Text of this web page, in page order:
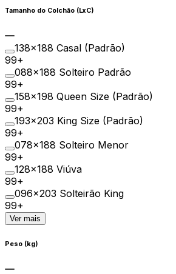
Tamanho do Colchão (LxC)
138×188 Casal (Padrão)
99+
088×188 Solteiro Padrão
99+
158×198 Queen Size (Padrão)
99+
193×203 King Size (Padrão)
99+
078×188 Solteiro Menor
99+
128×188 Viúva
99+
096×203 Solteirão King
99+
Ver mais
Peso (kg)